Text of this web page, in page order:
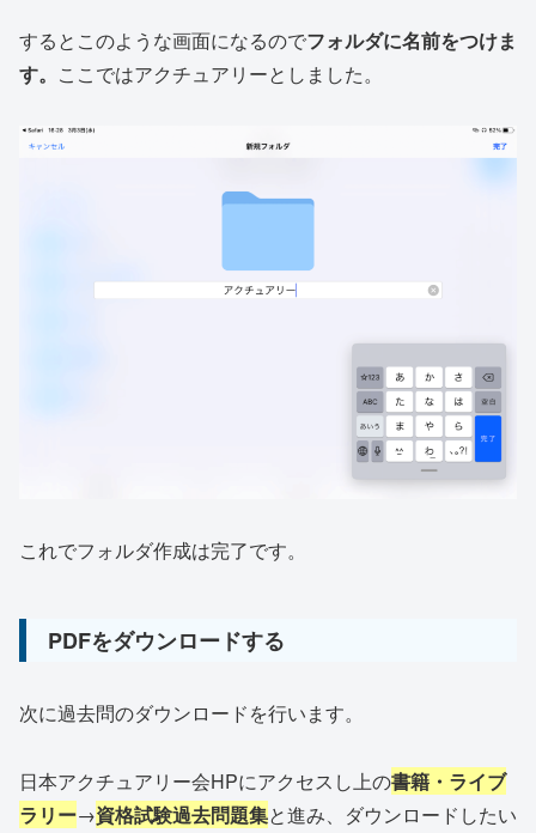
するとこのような画面になるのでフォルダに名前をつけま
す。 ここではアクチュアリーとしました。
これでフォルダ作成は完了です。
PDFをダウンロードする
次に過去問のダウンロードを行います。
日本アクチュアリー会HPにアクセスし上の書籍・ライブ
ラリー→資格試験過去問題集と進み、ダウンロードしたい